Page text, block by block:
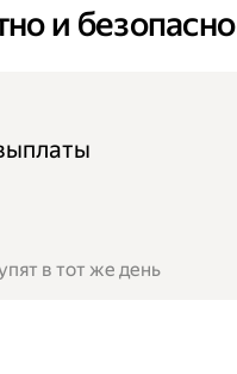
и безопасно
в тот же день